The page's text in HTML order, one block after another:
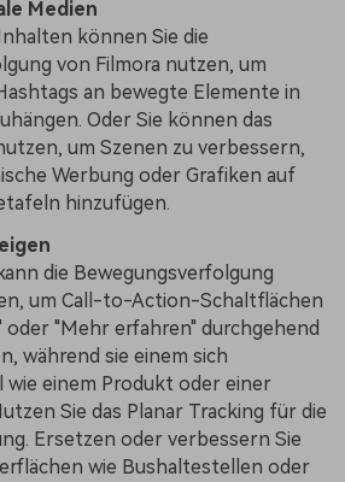
Medien
können Sie die
von Filmora nutzen, um
an bewegte Elemente in
Oder Sie können das
um Szenen zu verbessern,
Werbung oder Grafiken auf
hinzufügen.
die Bewegungsverfolgung
um Call-to-Action-Schaltflächen
oder "Mehr erfahren" durchgehend
während sie einem sich
wie einem Produkt oder einer
Sie das Planar Tracking für die
Ersetzen oder verbessern Sie
wie Bushaltestellen oder